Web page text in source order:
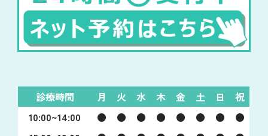
診療時間 月 火 水 木 金 土 日
祝
10:00~14:00
● ● ● ● ● ● ●
●